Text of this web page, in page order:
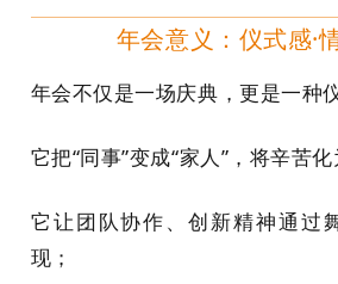
年会意义：仪式感·
年会不仅是一场庆典，更是一种
它把“同事”变成“家人”，将辛苦化
它让团队协作、创新精神通过
现；